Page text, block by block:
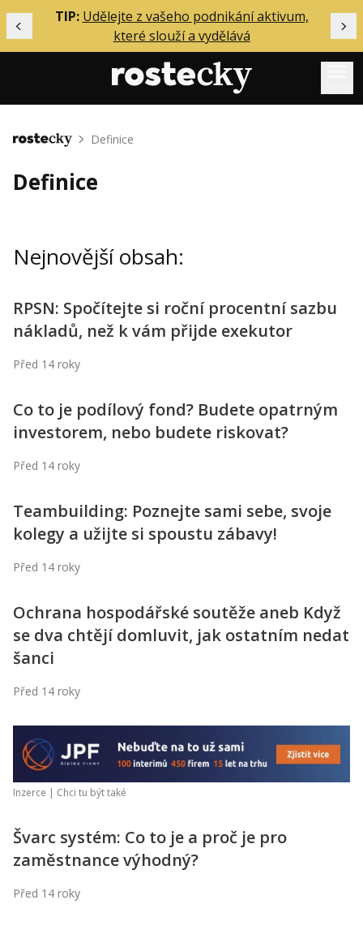
Předchozí
TIP: Udělejte z vašeho podnikání aktivum,
které slouží a vydělává
Mentoring
Solo
Inzerce
Přihlášení
Kontakt
Hledaná fráze
Domů Definice
Definice
Nejnovější obsah:
RPSN: Spočítejte si roční procentní sazbu
nákladů, než k vám přijde exekutor
Před 14 roky
Co to je podílový fond? Budete opatrným
investorem, nebo budete riskovat?
Před 14 roky
Teambuilding: Poznejte sami sebe, svoje
kolegy a užijte si spoustu zábavy!
Před 14 roky
Ochrana hospodářské soutěže aneb Když
se dva chtějí domluvit, jak ostatním nedat
šanci
Před 14 roky
Inzerce | Chci tu být také
Švarc systém: Co to je a proč je pro
zaměstnance výhodný?
Před 14 roky